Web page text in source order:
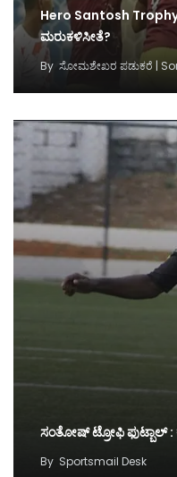
Hero Santosh
ಮರುಕಳಿಸೀತೆ?
By ಸೋಮಶೇಖರ ಪಡುಕರೆ |
ಸಂತೋಷ್ ಟ್ರೋಫಿ ಫುಟ್ಬಾಲ್ :
By Sportsmail Desk